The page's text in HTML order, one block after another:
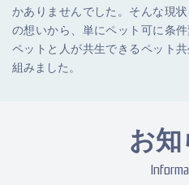
かありませんでした。そんな現
の想いから、単にペット可に条
ペットと人が共生できるペット
組みました。
お知